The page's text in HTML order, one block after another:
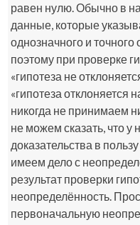
равен нулю. Обычно в
данные, которые
однозначного и
поэтому при проверке
«гипотеза не
«гипотеза отклоняется
никогда не принимаем
не можем сказать, что у
доказательства в
имеем дело с
результат проверки
неопределённость.
первоначальную